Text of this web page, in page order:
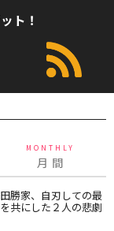
ト！
MONTHLY
月 間
勝家、自刃しての最
共にした２人の悲劇